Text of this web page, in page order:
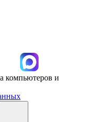
компьютеров и